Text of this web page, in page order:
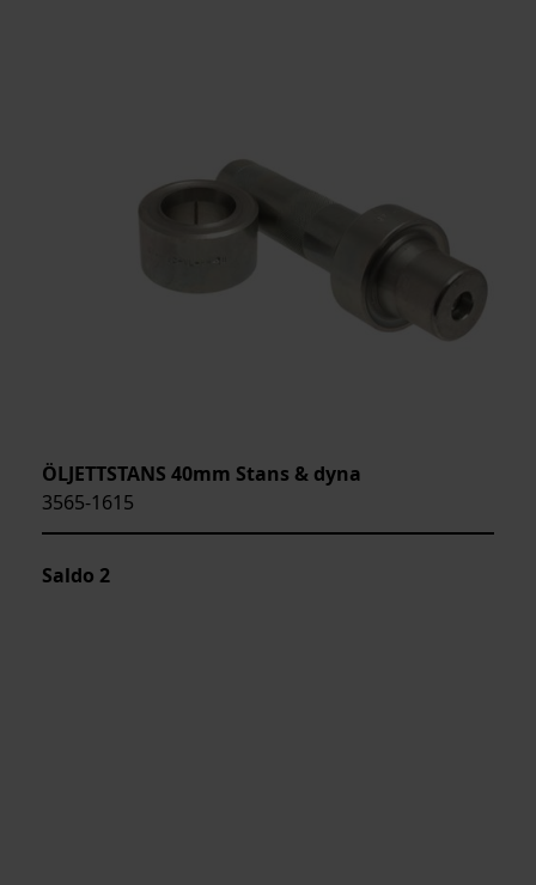
ÖLJETTSTANS 40mm Stans & dyna
3565-1615
Saldo 2